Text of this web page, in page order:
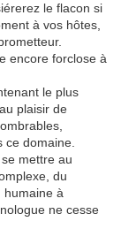
le flacon si
à vos hôtes,
encore forclose à
le plus
plaisir de
domaine.
mettre au
du
humaine à
ne cesse